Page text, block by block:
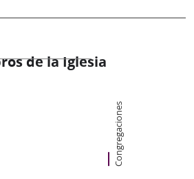
de la Iglesia
Congregaciones